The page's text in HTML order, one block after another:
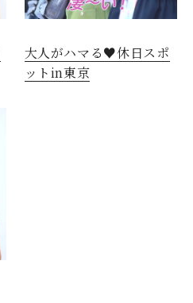
大人がハマる♥休日スポ
ットin東京